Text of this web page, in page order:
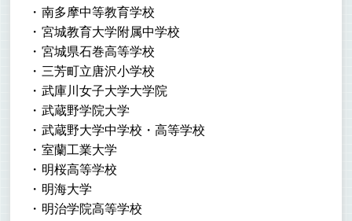
南多摩中等教育学校
宮城教育大学附属中学校
宮城県石巻高等学校
三芳町立唐沢小学校
武庫川女子大学大学院
武蔵野学院大学
武蔵野大学中学校・高等学校
室蘭工業大学
明桜高等学校
明海大学
明治学院高等学校